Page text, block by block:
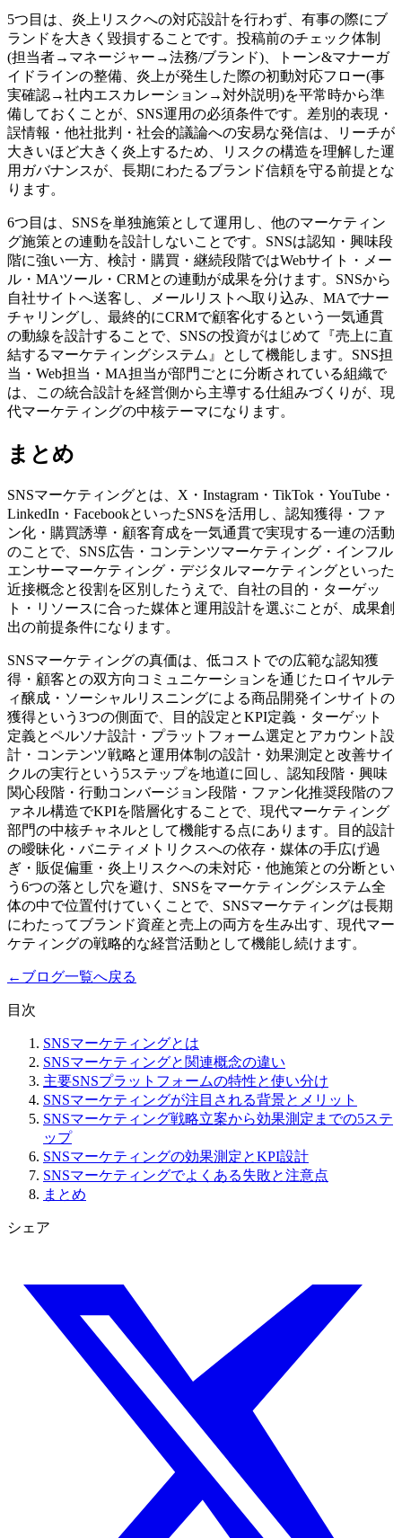
5つ目は、炎上リスクへの対応設計を行わず、有事の際にブ
ランドを大きく毀損することです。投稿前のチェック体制
(担当者→マネージャー→法務/ブランド)、トーン&マナーガ
イドラインの整備、炎上が発生した際の初動対応フロー(事
実確認→社内エスカレーション→対外説明)を平常時から準
備しておくことが、SNS運用の必須条件です。差別的表現・
誤情報・他社批判・社会的議論への安易な発信は、リーチが
大きいほど大きく炎上するため、リスクの構造を理解した運
用ガバナンスが、長期にわたるブランド信頼を守る前提とな
ります。
6つ目は、SNSを単独施策として運用し、他のマーケティン
グ施策との連動を設計しないことです。SNSは認知・興味段
階に強い一方、検討・購買・継続段階ではWebサイト・メー
ル・MAツール・CRMとの連動が成果を分けます。SNSから
自社サイトへ送客し、メールリストへ取り込み、MAでナー
チャリングし、最終的にCRMで顧客化するという一気通貫
の動線を設計することで、SNSの投資がはじめて『売上に直
結するマーケティングシステム』として機能します。SNS担
当・Web担当・MA担当が部門ごとに分断されている組織で
は、この統合設計を経営側から主導する仕組みづくりが、現
代マーケティングの中核テーマになります。
まとめ
SNSマーケティングとは、X・Instagram・TikTok・YouTube・
LinkedIn・FacebookといったSNSを活用し、認知獲得・ファ
ン化・購買誘導・顧客育成を一気通貫で実現する一連の活動
のことで、SNS広告・コンテンツマーケティング・インフル
エンサーマーケティング・デジタルマーケティングといった
近接概念と役割を区別したうえで、自社の目的・ターゲッ
ト・リソースに合った媒体と運用設計を選ぶことが、成果創
出の前提条件になります。
SNSマーケティングの真価は、低コストでの広範な認知獲
得・顧客との双方向コミュニケーションを通じたロイヤルテ
ィ醸成・ソーシャルリスニングによる商品開発インサイトの
獲得という3つの側面で、目的設定とKPI定義・ターゲット
定義とペルソナ設計・プラットフォーム選定とアカウント設
計・コンテンツ戦略と運用体制の設計・効果測定と改善サイ
クルの実行という5ステップを地道に回し、認知段階・興味
関心段階・行動コンバージョン段階・ファン化推奨段階のフ
ァネル構造でKPIを階層化することで、現代マーケティング
部門の中核チャネルとして機能する点にあります。目的設計
の曖昧化・バニティメトリクスへの依存・媒体の手広げ過
ぎ・販促偏重・炎上リスクへの未対応・他施策との分断とい
う6つの落とし穴を避け、SNSをマーケティングシステム全
体の中で位置付けていくことで、SNSマーケティングは長期
にわたってブランド資産と売上の両方を生み出す、現代マー
ケティングの戦略的な経営活動として機能し続けます。
← ブログ一覧へ戻る
目次
SNSマーケティングとは
SNSマーケティングと関連概念の違い
主要SNSプラットフォームの特性と使い分け
SNSマーケティングが注目される背景とメリット
SNSマーケティング戦略立案から効果測定までの5ステ
ップ
SNSマーケティングの効果測定とKPI設計
SNSマーケティングでよくある失敗と注意点
まとめ
シェア